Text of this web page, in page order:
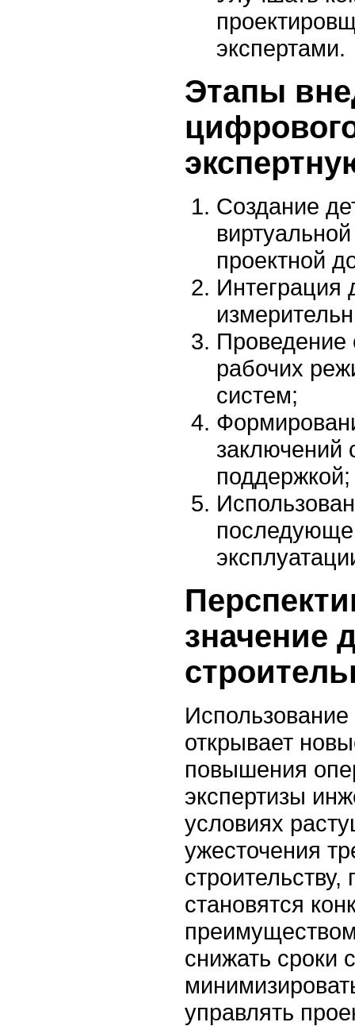
экспертами.
Этапы
Создание
проектной
Интеграция
Проведение
рабочих
систем;
заключений
поддержкой;
значение
открывает
повышения
экспертизы
условиях
ужесточения
становятся
снижать сроки
управлять